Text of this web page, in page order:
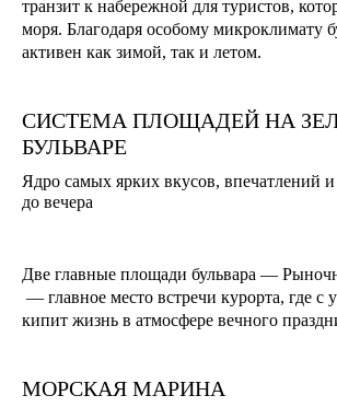
транзит к набережной для туристов,
моря. Благодаря особому микроклимату
активен как зимой, так и летом.
СИСТЕМА ПЛОЩАДЕЙ НА
БУЛЬВАРЕ
Ядро самых ярких вкусов, впечатлений
до вечера
Две главные площади бульвара —
— главное место встречи курорта, где с
кипит жизнь в атмосфере вечного
МОРСКАЯ МАРИНА